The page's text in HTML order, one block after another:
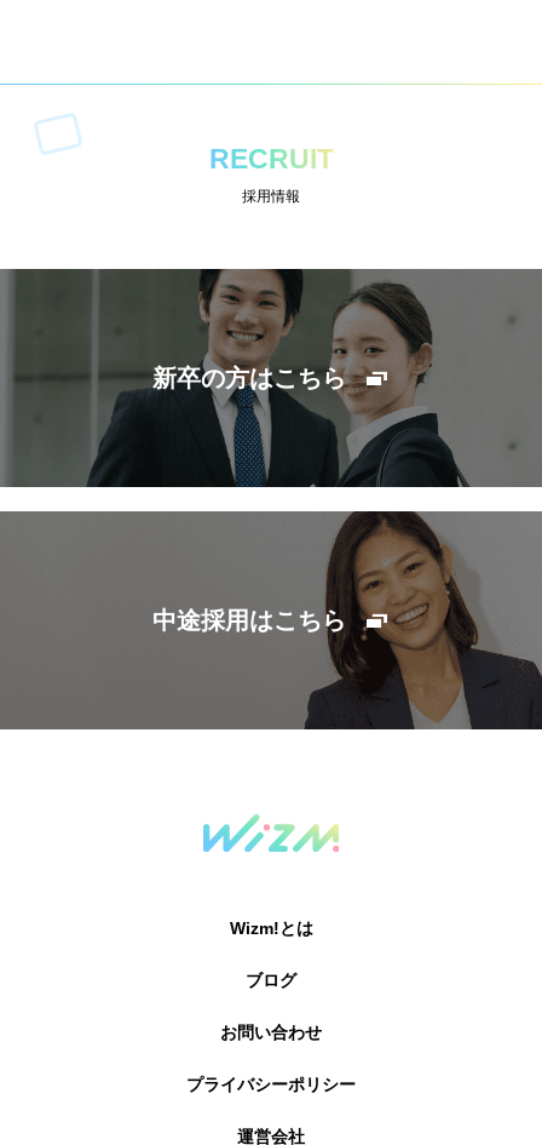
RECRUIT
採用情報
新卒の方はこちら
中途採用はこちら
Wizm!とは
ブログ
お問い合わせ
プライバシーポリシー
運営会社